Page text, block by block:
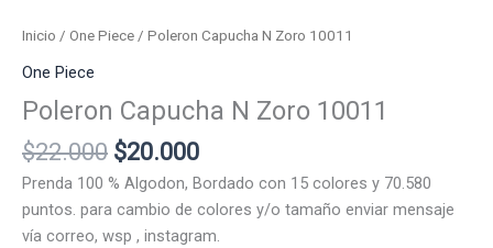
Inicio / One Piece / Poleron Capucha N Zoro 10011
One Piece
Poleron Capucha N Zoro 10011
$22.000 El
precio
original
era:
$20.000El
precio
actual
es:
Prenda 100 % Algodon, Bordado con 15 colores y 70.580
puntos. para cambio de colores y/o tamaño enviar mensaje
vía correo, wsp , instagram.